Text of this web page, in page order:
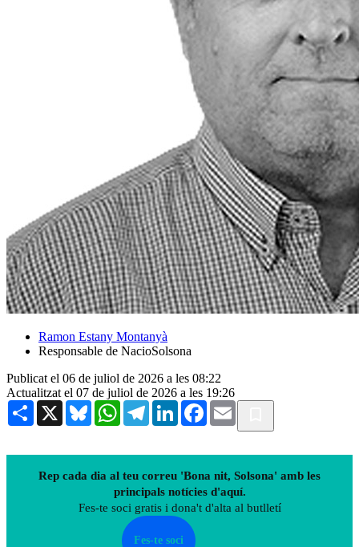
Ramon Estany Montanyà
Responsable de NacioSolsona
Publicat el 06 de juliol de 2026 a les 08:22
Actualitzat el 07 de juliol de 2026 a les 19:26
Share X BlueskyWhatsAppTelegramLinkedInFacebook
Email
Rep cada dia al teu correu 'Bona nit, Solsona' amb les
principals notícies d'aquí.
Fes-te soci gratis i dona't d'alta al butlletí
Fes-te soci